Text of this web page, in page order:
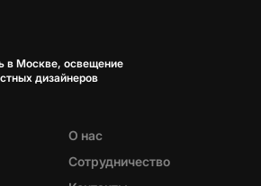
в Москве, освещение
дизайнеров
О нас
Сотрудничество